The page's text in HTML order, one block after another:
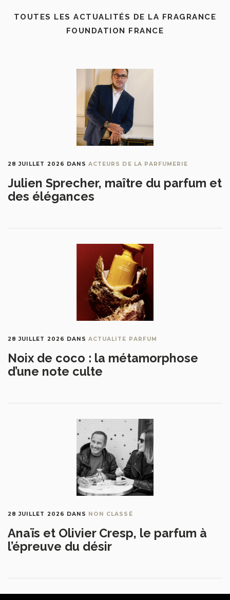
TOUTES LES ACTUALITÉS DE LA FRAGRANCE
FOUNDATION FRANCE
28 JUILLET 2026 DANSACTEURS DE LA PARFUMERIE
Julien Sprecher, maître du parfum et
des élégances
28 JUILLET 2026 DANSACTUALITE PARFUM
Noix de coco : la métamorphose
d’une note culte
28 JUILLET 2026 DANS NON CLASSÉ
Anaïs et Olivier Cresp, le parfum à
l’épreuve du désir